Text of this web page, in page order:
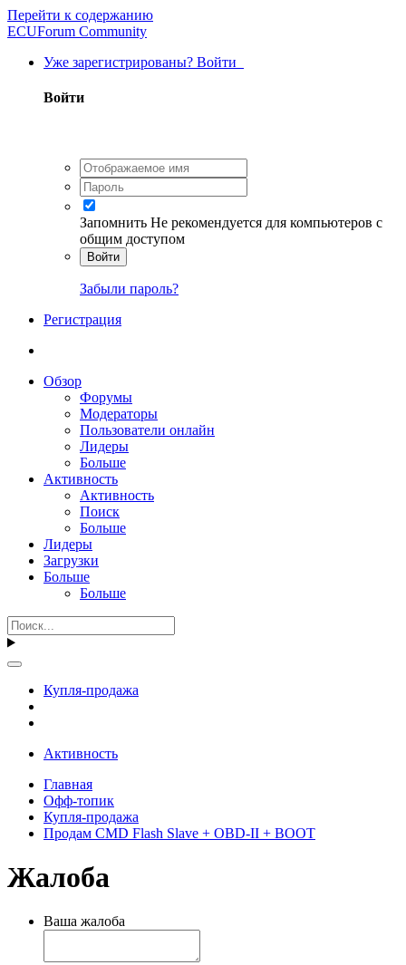
Перейти к содержанию
ECUForum Community
Уже зарегистрированы? Войти
Войти
Запомнить Не рекомендуется для компьютеров с
общим доступом
Войти
Забыли пароль?
Регистрация
Обзор
Форумы
Модераторы
Пользователи онлайн
Лидеры
Больше
Активность
Активность
Поиск
Больше
Лидеры
Загрузки
Больше
Больше
Купля-продажа
Активность
Главная
Офф-топик
Купля-продажа
Продам CMD Flash Slave + OBD-II + BOOT
Жалоба
Ваша жалоба